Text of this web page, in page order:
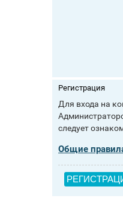
Регистрация
Для входа на
следует
Общие